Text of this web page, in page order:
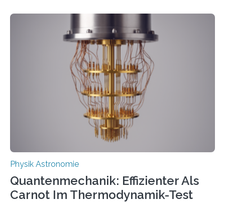
werden schnell weiterentwickelt. Dies ist der Alltag in
der Forschung der Quantentheorie, die dieses Jahr 100
Jahre alt geworden ist, weshalb die UNESCO 2025 zum
Internationalen Jahr der Quantenwissenschaft und -
technologie ausgerufen hat. Doch nun hat eine
internationale Forschungsgruppe um den
Physik Astronomie
Quantenmechanik: Effizienter Als
Carnot Im Thermodynamik-Test